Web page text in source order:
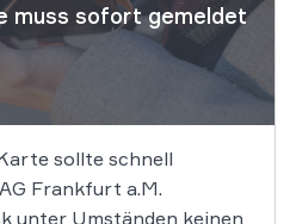
muss sofort gemeldet
sollte schnell
Frankfurt a.M.
unter Umständen keinen